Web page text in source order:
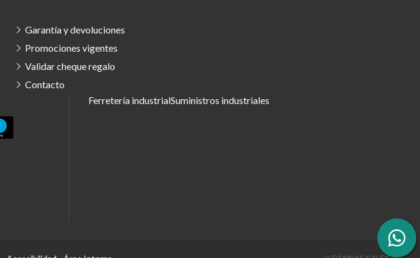
Garantía y devoluciones
Promociones vigentes
Validar cheque regalo
Contacto
Ferretería industrialSuministros industriales